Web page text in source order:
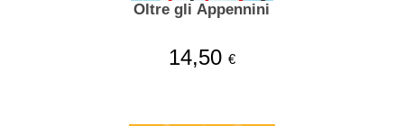
Oltre gli Appennini
14,50 €